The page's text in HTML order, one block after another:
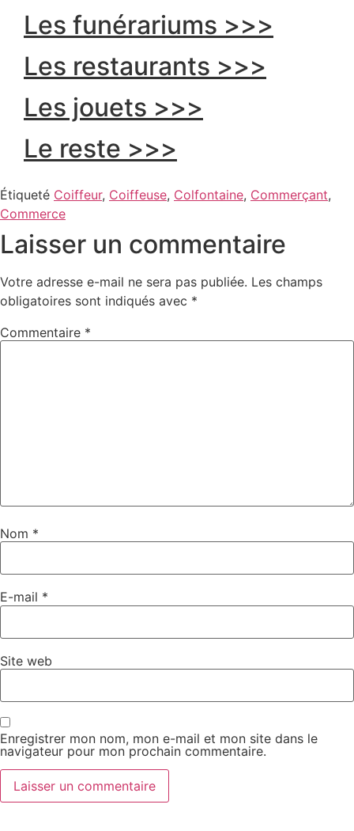
Les funérariums >>>
Les restaurants >>>
Les jouets >>>
Le reste >>>
Étiqueté Coiffeur, Coiffeuse, Colfontaine, Commerçant,
Commerce
Laisser un commentaire
Votre adresse e-mail ne sera pas publiée. Les champs
obligatoires sont indiqués avec *
Commentaire *
Nom *
E-mail *
Site web
Enregistrer mon nom, mon e-mail et mon site dans le
navigateur pour mon prochain commentaire.